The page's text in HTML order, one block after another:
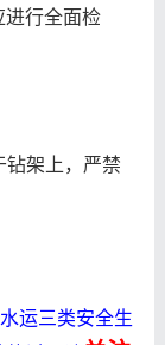
进行全面检
钻架上，严禁
运三类安全生